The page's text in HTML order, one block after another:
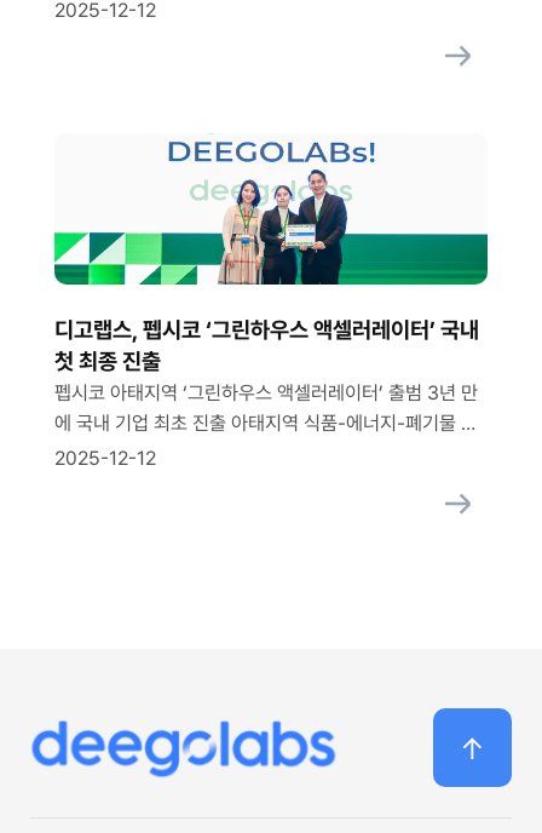
탄소중립·녹색성장 분야 혁신기술 스타트업을 발굴하고자
면 평가 결과 21개사로 압축해 이날 선정 […]
2025-12-12
디고랩스, 펩시코 ‘그린하우스 액셀러레이터’ 국내
첫 최종 진출
펩시코 아태지역 ‘그린하우스 액셀러레이터’ 출범 3년 만
에 국내 기업 최초 진출 아태지역 식품-에너지-폐기물 분
야 지속가능성 솔루션 선도하는 스타트업 10곳 선정 디고
제’ 부문 파이널리스트 선발 [공감신문] 신선미 기자=펩시
2025-12-12
deegolabs ↑